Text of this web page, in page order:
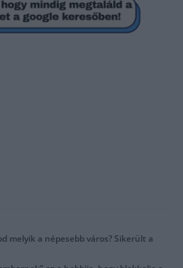
melyik a népesebb város? Sikerült a